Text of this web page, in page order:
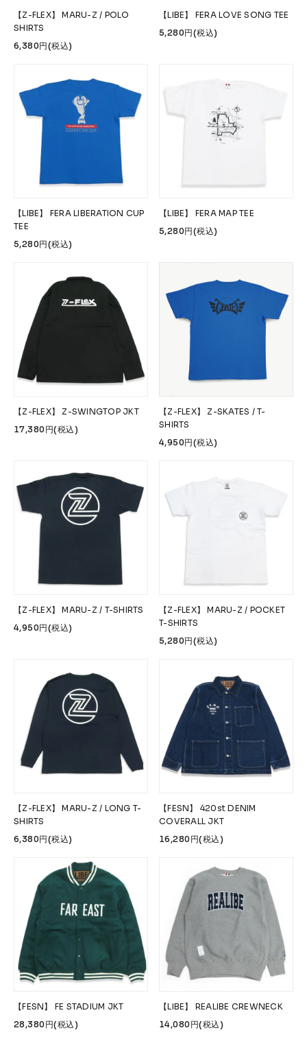
【Z-FLEX】 MARU-Z / POLO
SHIRTS
6,380円(税込)
【LIBE】 FERA LOVE SONG TEE
5,280円(税込)
【LIBE】 FERA LIBERATION CUP
TEE
5,280円(税込)
【LIBE】 FERA MAP TEE
5,280円(税込)
【Z-FLEX】 Z-SWINGTOP JKT
17,380円(税込)
【Z-FLEX】 Z-SKATES / T-
SHIRTS
4,950円(税込)
【Z-FLEX】 MARU-Z / T-SHIRTS
4,950円(税込)
【Z-FLEX】 MARU-Z / POCKET
T-SHIRTS
5,280円(税込)
【Z-FLEX】 MARU-Z / LONG T-
SHIRTS
6,380円(税込)
【FESN】 420st DENIM
COVERALL JKT
16,280円(税込)
【FESN】 FE STADIUM JKT
28,380円(税込)
【LIBE】 REALIBE CREWNECK
14,080円(税込)